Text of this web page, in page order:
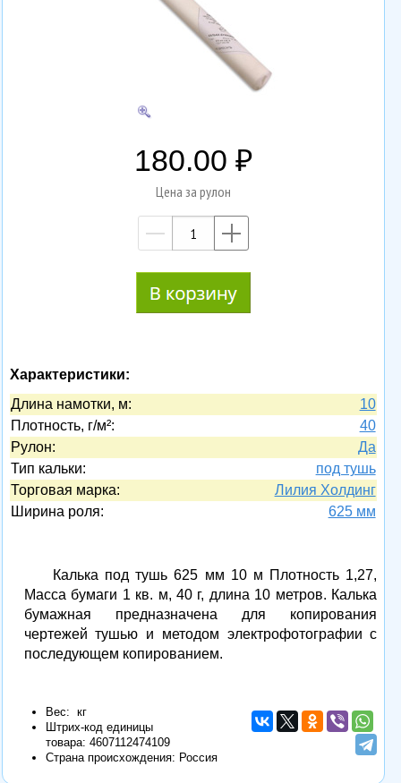
180.00
Цена за рулон
—
Характеристики:
Длина намотки, м:
10
Плотность, г/м²:
40
Рулон:
Да
Тип кальки:
под тушь
Торговая марка:
Лилия Холдинг
Ширина роля:
625 мм
Калька под тушь 625 мм 10 м Плотность 1,27,
Масса бумаги 1 кв. м, 40 г, длина 10 метров. Калька
бумажная предназначена для копирования
чертежей тушью и методом электрофотографии с
последующем копированием.
Вес: кг
Штрих-код единицы
товара: 4607112474109
Страна происхождения: Россия